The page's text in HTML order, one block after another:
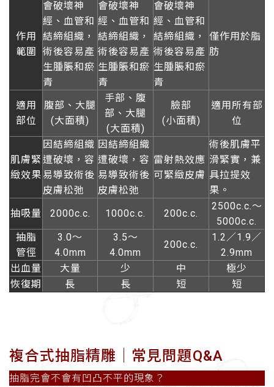
作用
範圍
會破壞神
經、血管和
結締組織，
術後容易產
生腫脹和瘀
青
會破壞神
經、血管和
結締組織，
術後容易產
生腫脹和瘀
青
會破壞神
經、血管和
結締組織，
術後容易產
生腫脹和瘀
青
僅作用於脂
肪
適用
部位
腹部、大腿
(大面積)
手部、腹
部、大腿
(大面積)
臉部
(小面積)
適用所有部
位
肌膚緊
緻效果
因結締組織
遭破壞，容
易導致術後
皮膚松弛
因結締組織
遭破壞，容
易導致術後
皮膚松弛
雷射熱效應
可緊緻皮膚
術後肌膚平
滑緊實，兼
具拉提效
果。
抽吸量
2000c.c. 1000c.c. 200c.c.
2500c.c.～
5000c.c.
抽脂
管徑
3.0～
4.0mm
3.5～
4.0mm
200c.c.
1.2／1.9／
2.9mm
出血量
大量 少 中
極少
恢復期
長 長 短 短
複合式抽脂精雕│常見問題Q&A
抽脂完會不會有凹凸不平的現象 ？